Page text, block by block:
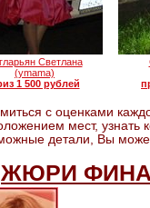
Светлана
(ymama)
1 500 рублей
с оценками
мест, узнать
детали, Вы
ЖЮРИ